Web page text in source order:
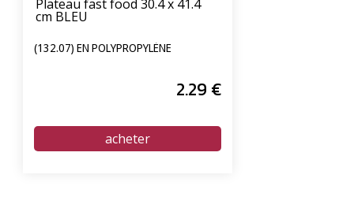
Plateau fast food 30.4 x 41.4
cm BLEU
(132.07) EN POLYPROPYLÈNE
2.29 €